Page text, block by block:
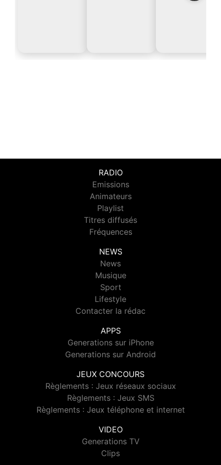
RADIO
Emissions
Animateurs
Playlist
Titres diffusés
Fréquences
NEWS
News
Musique
Sport
Lifestyle
Contacter la rédac
APPS
Generations sur iPhone
Generations sur Android
JEUX CONCOURS
Règlements : Jeux réseaux sociaux
Règlements : Jeux SMS
Règlements : Jeux téléphone et internet
VIDEO
Generations TV
Clips